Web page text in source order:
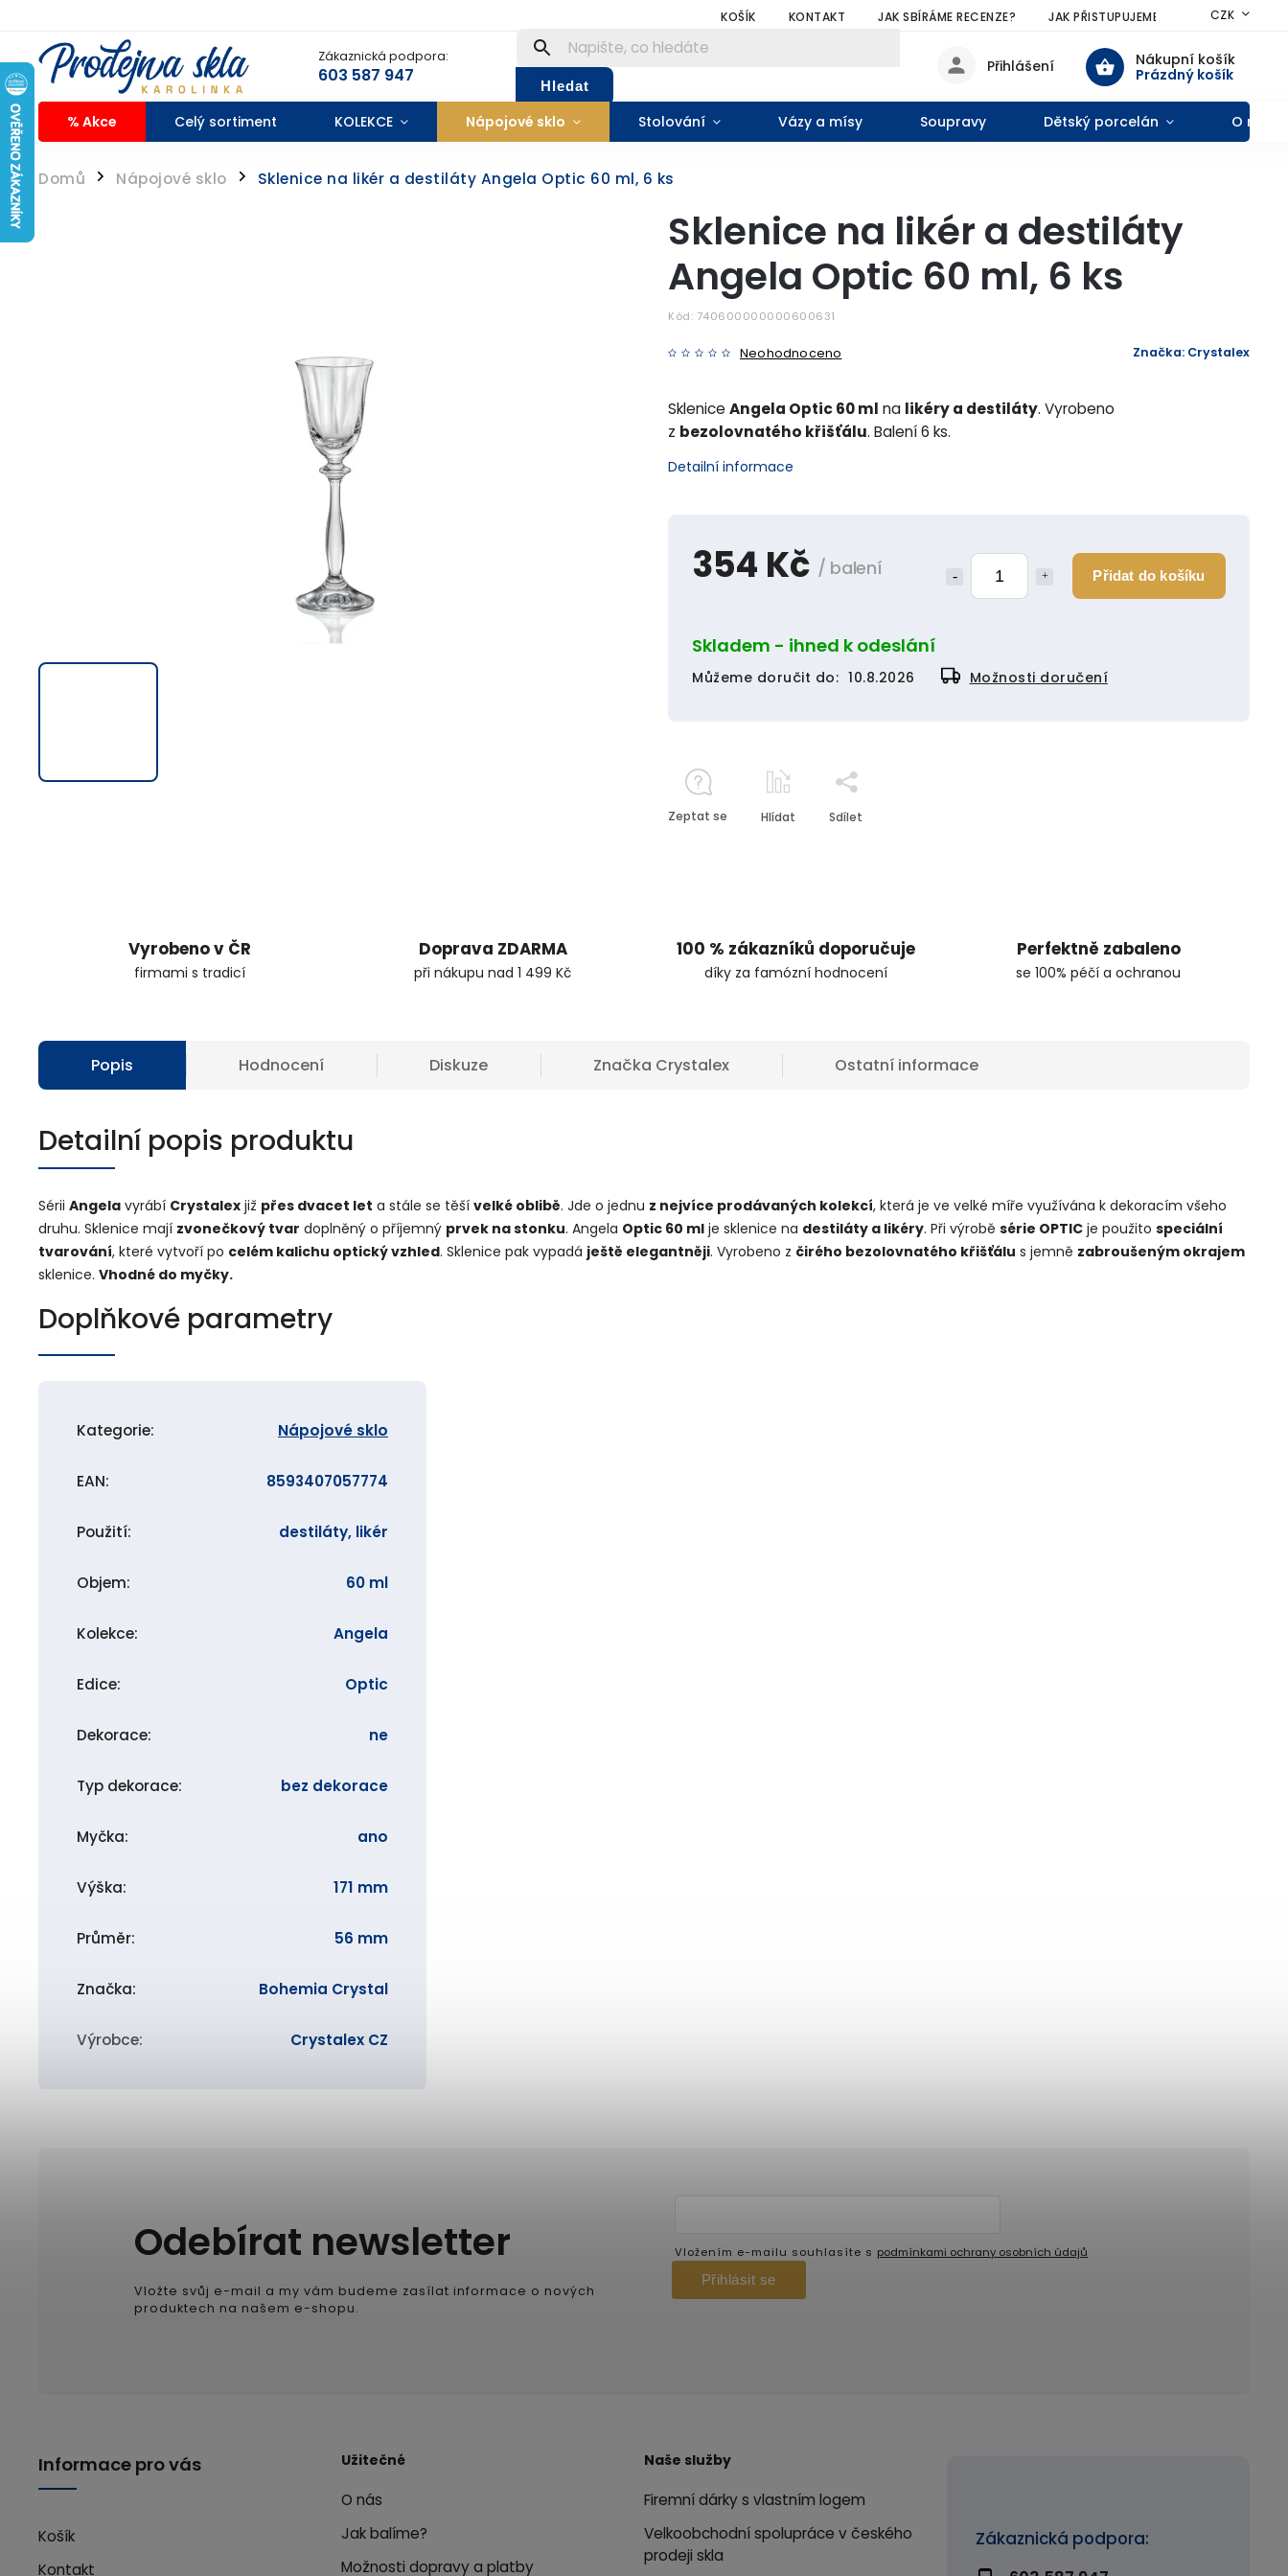
KOŠÍK KONTAKT JAK SBÍRÁME RECENZE? JAK PŘISTUPUJEME KE SLEVÁM?
CZK
Zákaznická podpora:
603 587 947 Hledat
Nákupní košík
Prázdný košík
Přihlášení
% Akce Celý sortiment KOLEKCE Nápojové sklo Stolování Vázy a mísy Soupravy Dětský porcelán O nás
Domů / Nápojové sklo / Sklenice na likér a destiláty Angela Optic 60 ml, 6 ks
354 Kč / balení Přidat do košíku
Skladem - ihned k odeslání
Můžeme doručit do: 10.8.2026 Možnosti doručení
Sklenice na likér a destiláty
Angela Optic 60 ml, 6 ks
Kód: 740600000000600631
Neohodnoceno Značka: Crystalex
SkleniceAngela Optic 60 ml na likéry a destiláty. Vyrobeno
z bezolovnatého křišťálu. Balení 6 ks.
Detailní informace
Zeptat se Hlídat Sdílet
Vyrobeno v ČR
firmami s tradicí
Doprava ZDARMA
při nákupu nad 1 499 Kč
100 % zákazníků doporučuje
díky za famózní hodnocení
Perfektně zabaleno
se 100% péčí a ochranou
Popis Hodnocení Diskuze Značka Crystalex Ostatní informace
Detailní popis produktu
Sérii Angela vyrábí Crystalex již přes dvacet let a stále se těší velké oblibě. Jde o jednu z nejvíce prodávaných kolekcí, která je ve velké míře využívána k dekoracím všeho
druhu. Sklenice mají zvonečkový tvar doplněný o příjemný prvek na stonku. Angela Optic 60 ml je sklenice na destiláty a likéry. Při výrobě série OPTIC je použito speciální
tvarování, které vytvoří po celém kalichu optický vzhled. Sklenice pak vypadá ještě elegantněji. Vyrobeno z čirého bezolovnatého křišťálu s jemně zabroušeným okrajem
sklenice. Vhodné do myčky.
Doplňkové parametry
Kategorie: Nápojové sklo
EAN: 8593407057774
Použití: destiláty, likér
Objem: 60 ml
Kolekce: Angela
Edice: Optic
Dekorace: ne
Typ dekorace: bez dekorace
Myčka: ano
Výška: 171 mm
Průměr: 56 mm
Značka: Bohemia Crystal
Výrobce: Crystalex CZ
Zákaznická podpora:
Odebírat newsletter
Vložte svůj e-mail a my vám budeme zasílat informace o nových
produktech na našem e-shopu.
Vložením e-mailu souhlasíte s podmínkami ochrany osobních údajů
Přihlásit se
Informace pro vás
Košík
Kontakt
Užitečné
O nás
Jak balíme?
Možnosti dopravy a platby
Naše služby
Firemní dárky s vlastním logem
Velkoobchodní spolupráce v českého
prodeji skla